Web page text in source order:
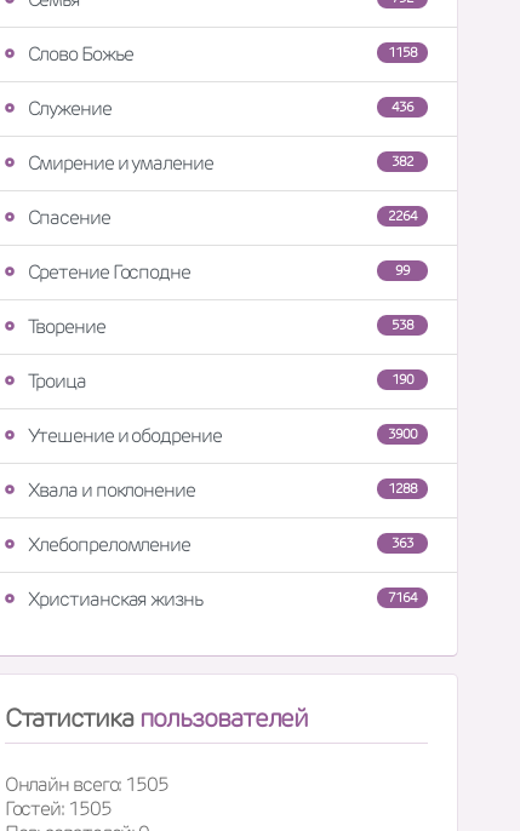
1158
Слово Божье
436
Служение
382
Смирение и умаление
2264
Спасение
99
Сретение Господне
538
Творение
190
Троица
3900
Утешение и ободрение
1288
Хвала и поклонение
363
Хлебопреломление
7164
Христианская жизнь
Статистика пользователей
Онлайн всего: 1505
Гостей: 1505